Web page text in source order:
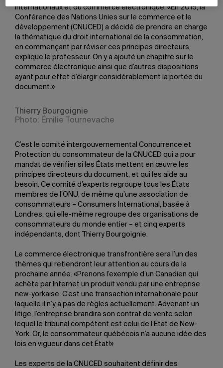
internationaux et du commerce électronique. «En 2015, la
Conférence des Nations Unies sur le commerce et le
développement (CNUCED) a décidé de prendre en charge
la thématique du droit international de la consommation,
en commençant par réviser ces principes directeurs,
explique le professeur. On y a ajouté un chapitre sur le
commerce électronique ainsi que d’autres dispositions
ayant pour effet d’élargir considérablement la portée du
document.»
Thierry Bourgoignie
Photo: Émilie Tournevache
C’est le comité intergouvernemental Concurrence et
Protection du consommateur de la CNUCED qui a pour
mandat de vérifier si les États mettent en œuvre les
principes directeurs du document, et qui les aide au
besoin. Ce comité d’experts regroupe tous les États
membres de l’ONU, de même qu’une association de
consommateurs – Consumers International, basée à
Londres, qui elle-même regroupe des organisations de
consommateurs du monde entier – et cinq experts
indépendants, dont Thierry Bourgoignie.
Le commerce électronique transfrontière sera l’un des
thèmes qui retiendront leur attention au cours de la
prochaine année. «Prenons l’exemple d’un Canadien qui
achète par Internet un produit vendu par une entreprise
new-yorkaise. C’est une transaction internationale pour
laquelle il n’y a pas de règles actuellement. Advenant un
litige, l’entreprise brandira son contrat de vente selon
lequel le tribunal compétent est celui de l’État de New-
York. Or, le consommateur québécois n’a aucune idée des
lois en vigueur dans cet État!»
Les experts de la CNUCED souhaitent définir des